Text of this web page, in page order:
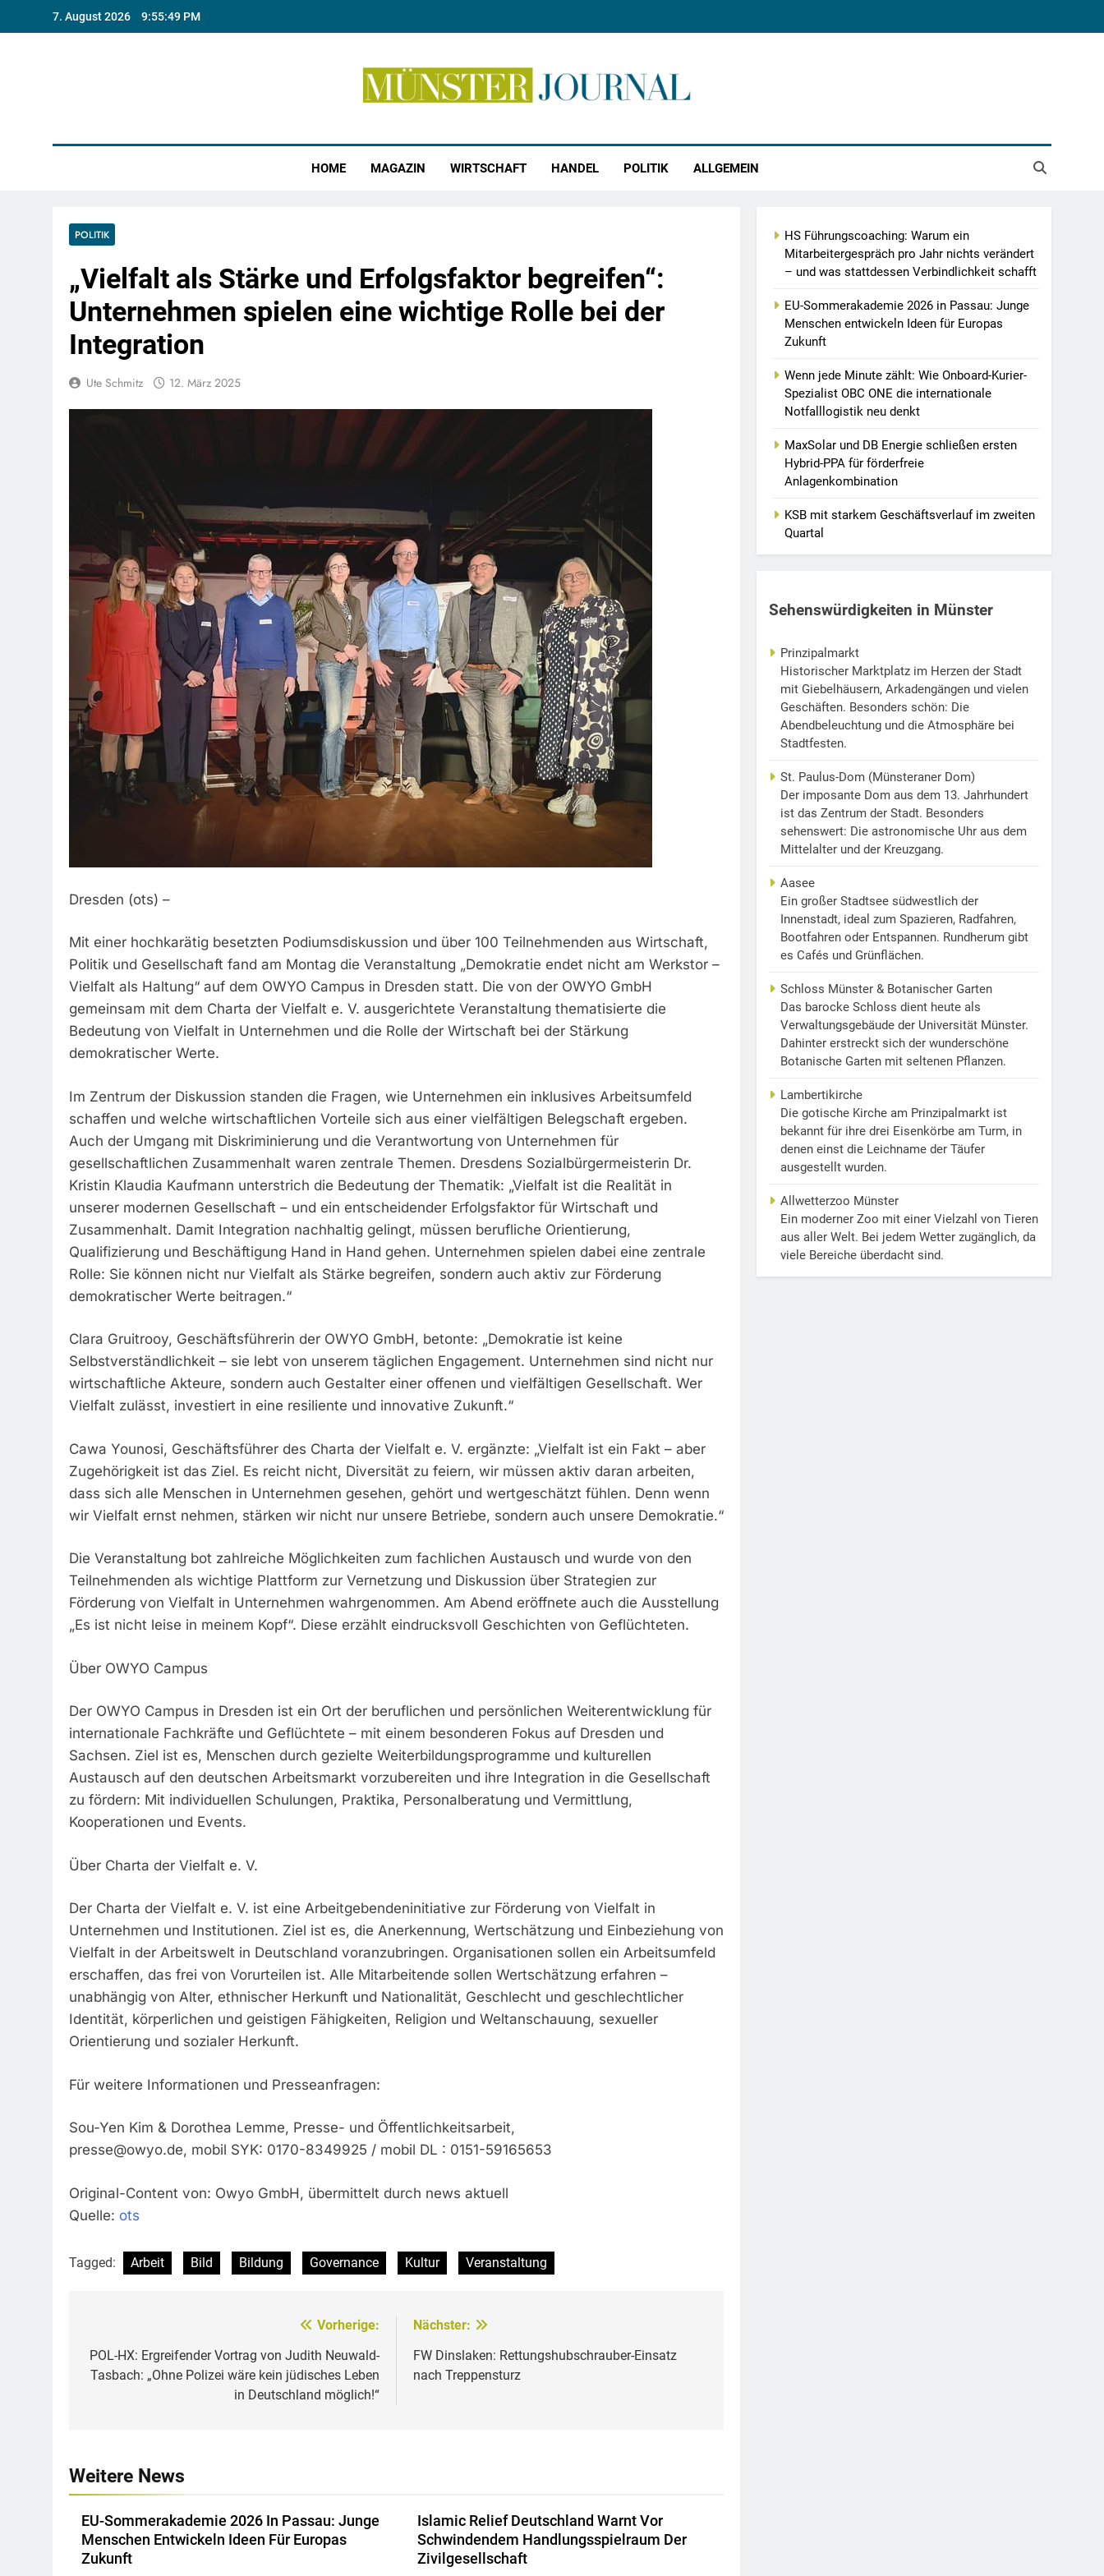
7. August 2026 9:55:50 PM
HOME MAGAZIN WIRTSCHAFT HANDEL POLITIK ALLGEMEIN
POLITIK
„Vielfalt als Stärke und Erfolgsfaktor begreifen“:
Unternehmen spielen eine wichtige Rolle bei der
Integration
Ute Schmitz 12. März 2025
Dresden (ots) –
Mit einer hochkarätig besetzten Podiumsdiskussion und über 100 Teilnehmenden aus Wirtschaft,
Politik und Gesellschaft fand am Montag die Veranstaltung „Demokratie endet nicht am Werkstor –
Vielfalt als Haltung“ auf dem OWYO Campus in Dresden statt. Die von der OWYO GmbH
gemeinsam mit dem Charta der Vielfalt e. V. ausgerichtete Veranstaltung thematisierte die
Bedeutung von Vielfalt in Unternehmen und die Rolle der Wirtschaft bei der Stärkung
demokratischer Werte.
Im Zentrum der Diskussion standen die Fragen, wie Unternehmen ein inklusives Arbeitsumfeld
schaffen und welche wirtschaftlichen Vorteile sich aus einer vielfältigen Belegschaft ergeben.
Auch der Umgang mit Diskriminierung und die Verantwortung von Unternehmen für
gesellschaftlichen Zusammenhalt waren zentrale Themen. Dresdens Sozialbürgermeisterin Dr.
Kristin Klaudia Kaufmann unterstrich die Bedeutung der Thematik: „Vielfalt ist die Realität in
unserer modernen Gesellschaft – und ein entscheidender Erfolgsfaktor für Wirtschaft und
Zusammenhalt. Damit Integration nachhaltig gelingt, müssen berufliche Orientierung,
Qualifizierung und Beschäftigung Hand in Hand gehen. Unternehmen spielen dabei eine zentrale
Rolle: Sie können nicht nur Vielfalt als Stärke begreifen, sondern auch aktiv zur Förderung
demokratischer Werte beitragen.“
Clara Gruitrooy, Geschäftsführerin der OWYO GmbH, betonte: „Demokratie ist keine
Selbstverständlichkeit – sie lebt von unserem täglichen Engagement. Unternehmen sind nicht nur
wirtschaftliche Akteure, sondern auch Gestalter einer offenen und vielfältigen Gesellschaft. Wer
Vielfalt zulässt, investiert in eine resiliente und innovative Zukunft.“
Cawa Younosi, Geschäftsführer des Charta der Vielfalt e. V. ergänzte: „Vielfalt ist ein Fakt – aber
Zugehörigkeit ist das Ziel. Es reicht nicht, Diversität zu feiern, wir müssen aktiv daran arbeiten,
dass sich alle Menschen in Unternehmen gesehen, gehört und wertgeschätzt fühlen. Denn wenn
wir Vielfalt ernst nehmen, stärken wir nicht nur unsere Betriebe, sondern auch unsere Demokratie.“
Die Veranstaltung bot zahlreiche Möglichkeiten zum fachlichen Austausch und wurde von den
Teilnehmenden als wichtige Plattform zur Vernetzung und Diskussion über Strategien zur
Förderung von Vielfalt in Unternehmen wahrgenommen. Am Abend eröffnete auch die Ausstellung
„Es ist nicht leise in meinem Kopf“. Diese erzählt eindrucksvoll Geschichten von Geflüchteten.
Über OWYO Campus
Der OWYO Campus in Dresden ist ein Ort der beruflichen und persönlichen Weiterentwicklung für
internationale Fachkräfte und Geflüchtete – mit einem besonderen Fokus auf Dresden und
Sachsen. Ziel ist es, Menschen durch gezielte Weiterbildungsprogramme und kulturellen
Austausch auf den deutschen Arbeitsmarkt vorzubereiten und ihre Integration in die Gesellschaft
zu fördern: Mit individuellen Schulungen, Praktika, Personalberatung und Vermittlung,
Kooperationen und Events.
Über Charta der Vielfalt e. V.
Der Charta der Vielfalt e. V. ist eine Arbeitgebendeninitiative zur Förderung von Vielfalt in
Unternehmen und Institutionen. Ziel ist es, die Anerkennung, Wertschätzung und Einbeziehung von
Vielfalt in der Arbeitswelt in Deutschland voranzubringen. Organisationen sollen ein Arbeitsumfeld
erschaffen, das frei von Vorurteilen ist. Alle Mitarbeitende sollen Wertschätzung erfahren –
unabhängig von Alter, ethnischer Herkunft und Nationalität, Geschlecht und geschlechtlicher
Identität, körperlichen und geistigen Fähigkeiten, Religion und Weltanschauung, sexueller
Orientierung und sozialer Herkunft.
Für weitere Informationen und Presseanfragen:
Sou-Yen Kim & Dorothea Lemme, Presse- und Öffentlichkeitsarbeit,
presse@owyo.de, mobil SYK: 0170-8349925 / mobil DL : 0151-59165653
Original-Content von: Owyo GmbH, übermittelt durch news aktuell
Quelle: ots
Tagged: Arbeit Bild Bildung Governance Kultur Veranstaltung
Vorherige:
POL-HX: Ergreifender Vortrag von Judith Neuwald-
Tasbach: „Ohne Polizei wäre kein jüdisches Leben
in Deutschland möglich!“
Nächster:
FW Dinslaken: Rettungshubschrauber-Einsatz
nach Treppensturz
Weitere News
EU-Sommerakademie 2026 In Passau: Junge
Menschen Entwickeln Ideen Für Europas
Zukunft
Islamic Relief Deutschland Warnt Vor
Schwindendem Handlungsspielraum Der
Zivilgesellschaft
HS Führungscoaching: Warum ein
Mitarbeitergespräch pro Jahr nichts verändert
– und was stattdessen Verbindlichkeit schafft
EU-Sommerakademie 2026 in Passau: Junge
Menschen entwickeln Ideen für Europas
Zukunft
Wenn jede Minute zählt: Wie Onboard-Kurier-
Spezialist OBC ONE die internationale
Notfalllogistik neu denkt
MaxSolar und DB Energie schließen ersten
Hybrid-PPA für förderfreie
Anlagenkombination
KSB mit starkem Geschäftsverlauf im zweiten
Quartal
Sehenswürdigkeiten in Münster
Prinzipalmarkt
Historischer Marktplatz im Herzen der Stadt
mit Giebelhäusern, Arkadengängen und vielen
Geschäften. Besonders schön: Die
Abendbeleuchtung und die Atmosphäre bei
Stadtfesten.
St. Paulus-Dom (Münsteraner Dom)
Der imposante Dom aus dem 13. Jahrhundert
ist das Zentrum der Stadt. Besonders
sehenswert: Die astronomische Uhr aus dem
Mittelalter und der Kreuzgang.
Aasee
Ein großer Stadtsee südwestlich der
Innenstadt, ideal zum Spazieren, Radfahren,
Bootfahren oder Entspannen. Rundherum gibt
es Cafés und Grünflächen.
Schloss Münster & Botanischer Garten
Das barocke Schloss dient heute als
Verwaltungsgebäude der Universität Münster.
Dahinter erstreckt sich der wunderschöne
Botanische Garten mit seltenen Pflanzen.
Lambertikirche
Die gotische Kirche am Prinzipalmarkt ist
bekannt für ihre drei Eisenkörbe am Turm, in
denen einst die Leichname der Täufer
ausgestellt wurden.
Allwetterzoo Münster
Ein moderner Zoo mit einer Vielzahl von Tieren
aus aller Welt. Bei jedem Wetter zugänglich, da
viele Bereiche überdacht sind.